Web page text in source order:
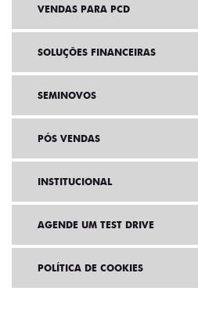
VENDAS PARA PCD
SOLUÇÕES FINANCEIRAS
SEMINOVOS
PÓS VENDAS
INSTITUCIONAL
AGENDE UM TEST DRIVE
POLÍTICA DE COOKIES